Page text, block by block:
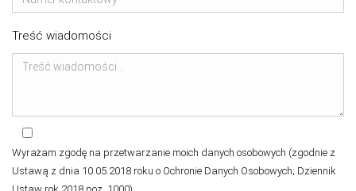
Treść wiadomości
Wyrażam zgodę na przetwarzanie moich danych osobowych (zgodnie z
Ustawą z dnia 10.05.2018 roku o Ochronie Danych Osobowych; Dziennik